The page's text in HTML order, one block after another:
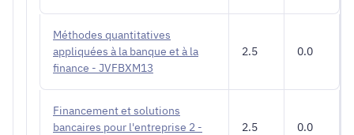
Méthodes quantitatives
appliquées à la banque et à la
finance - JVFBXM13
2.5 0.0
Financement et solutions
bancaires pour l'entreprise 2 -
2.5 0.0